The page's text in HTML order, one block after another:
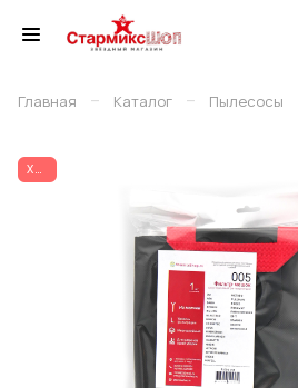
Главная – Каталог – Пылесосы
ХИТ